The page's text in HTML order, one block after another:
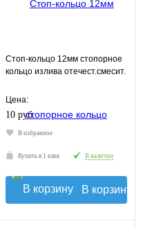
Стоп-кольцо 12мм стопорное
кольцо излива отечест.смесит.
Цена:
10 руб.
В избранное
Купить в 1 клик В наличии
В корзину